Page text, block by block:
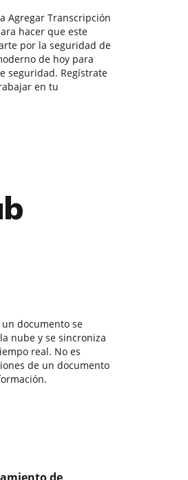
Agregar Transcripción
hacer que este
por la seguridad de
de hoy para
seguridad. Regístrate
en tu
documento se
nube y se sincroniza
real. No es
de un documento